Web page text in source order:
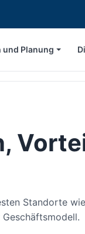
und Planung
Standorte